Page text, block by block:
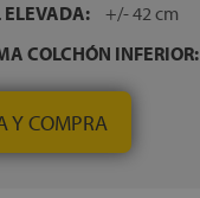
ELEVADA:
+/- 42 cm
COLCHÓN INFERIOR:
Y COMPRA